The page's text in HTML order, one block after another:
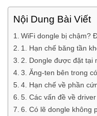
Nội Dung Bài Viết
WiFi dongle bị chậm?
1. Hạn chế băng tần
2. Dongle được đặt tại
3. Ăng-ten bên trong
4. Hạn chế về phần
5. Các vấn đề về
6. Có lẽ dongle không